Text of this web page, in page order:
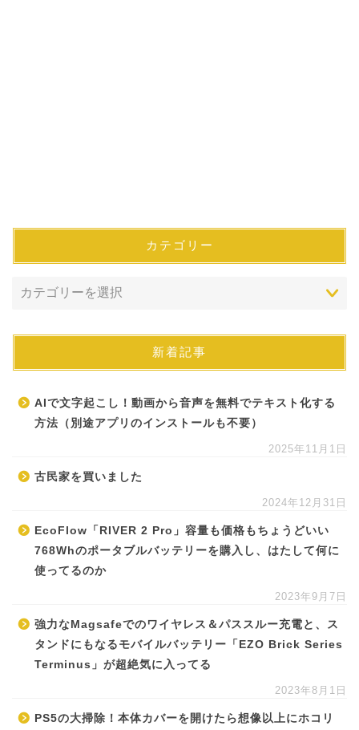
カテゴリー
新着記事
AIで文字起こし！動画から音声を無料でテキスト化する
方法（別途アプリのインストールも不要）
2025年11月1日
古民家を買いました
2024年12月31日
EcoFlow「RIVER 2 Pro」容量も価格もちょうどいい
768Whのポータブルバッテリーを購入し、はたして何に
使ってるのか
2023年9月7日
強力なMagsafeでのワイヤレス＆パススルー充電と、ス
タンドにもなるモバイルバッテリー「EZO Brick Series
Terminus」が超絶気に入ってる
2023年8月1日
PS5の大掃除！本体カバーを開けたら想像以上にホコリ